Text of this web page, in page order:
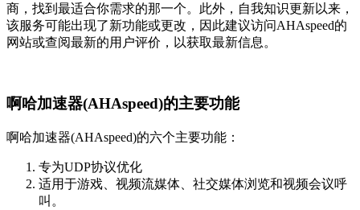
商，找到最适合你需求的那一个。此外，自我知识更新以来，
该服务可能出现了新功能或更改，因此建议访问AHAspeed的
网站或查阅最新的用户评价，以获取最新信息。
啊哈加速器(AHAspeed)的主要功能
啊哈加速器(AHAspeed)的六个主要功能：
专为UDP协议优化
适用于游戏、视频流媒体、社交媒体浏览和视频会议呼
叫。